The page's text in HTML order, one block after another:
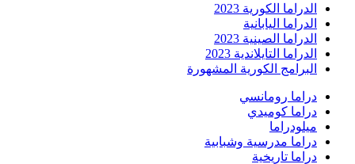
الدراما الكورية 2023
الدراما اليابانية
الدراما الصينية 2023
الدراما التايلاندية 2023
البرامج الكورية المشهورة
دراما رومانسي
دراما كوميدي
ميلودراما
دراما مدرسية وشبابية
دراما تاريخية